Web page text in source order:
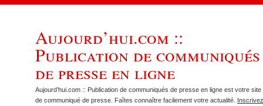
Aujourd’hui.com ::
Publication de communiqués
de presse en ligne
Aujourd’hui.com :: Publication de communiqués de presse en ligne est votre site
de communiqué de presse. Faîtes connaître facilement votre actualité.